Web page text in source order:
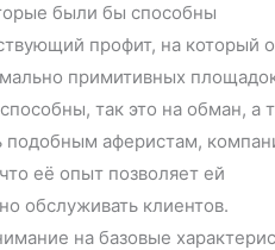
были бы способны
профит, на который
примитивных
так это на обман, а
подобным аферистам,
её опыт позволяет ей
обслуживать клиентов.
на базовые